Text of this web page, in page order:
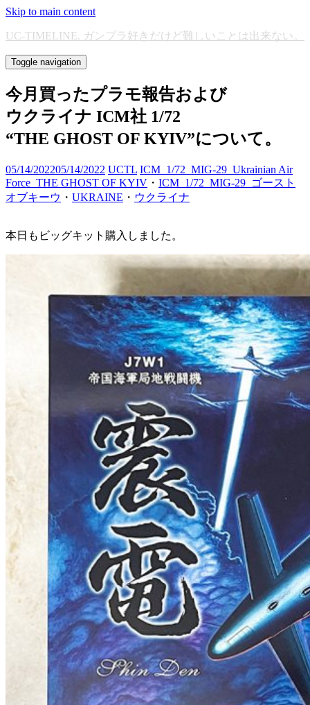
Skip to main content
UC-TIMELINE. ガンプラ好きだけど難しいことは出来ない。
Toggle navigation
今月買ったプラモ報告および
ウクライナ ICM社 1/72
“THE GHOST OF KYIV”について。
05/14/202205/14/2022 UCTL ICM_1/72_MIG-29_Ukrainian Air
Force_THE GHOST OF KYIV ・ ICM_1/72_MIG-29_ゴースト
オブキーウ ・ UKRAINE ・ ウクライナ
本日もビッグキット購入しました。